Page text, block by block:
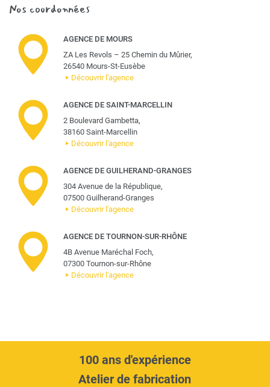
Nos coordonnées
AGENCE DE MOURS
ZA Les Revols – 25 Chemin du Mûrier,
26540 Mours-St-Eusèbe
Découvrir l'agence
AGENCE DE SAINT-MARCELLIN
2 Boulevard Gambetta,
38160 Saint-Marcellin
Découvrir l'agence
AGENCE DE GUILHERAND-GRANGES
304 Avenue de la République,
07500 Guilherand-Granges
Découvrir l'agence
AGENCE DE TOURNON-SUR-RHÔNE
4B Avenue Maréchal Foch,
07300 Tournon-sur-Rhône
Découvrir l'agence
100 ans d'expérience
Atelier de fabrication